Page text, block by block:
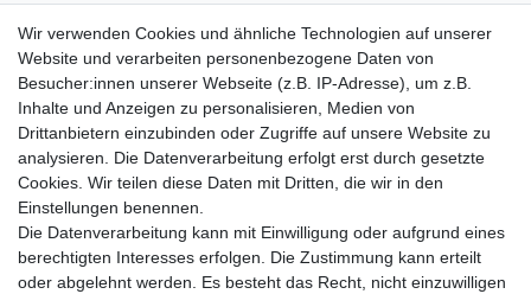
Shop Service
Sie haben Probleme mit einem unserer Produkte? Kontaktieren
Sie uns einfach telefonisch oder per Mail. Wir helfen schnell und
unkompliziert.
Information
Wir versenden innerhalb von Deutschland als DHL Paket mit
Alterssichtprüfung 18+. Ein Auslandsversand istnichtmöglich.
Wir verwenden Cookies und ähnliche Technologien auf unserer
Website und verarbeiten personenbezogene Daten von
Besucher:innen unserer Webseite (z.B. IP-Adresse), um z.B.
Inhalte und Anzeigen zu personalisieren, Medien von
Drittanbietern einzubinden oder Zugriffe auf unsere Website zu
analysieren. Die Datenverarbeitung erfolgt erst durch gesetzte
Cookies. Wir teilen diese Daten mit Dritten, die wir in den
Einstellungen benennen.
Die Datenverarbeitung kann mit Einwilligung oder aufgrund eines
berechtigten Interesses erfolgen. Die Zustimmung kann erteilt
oder abgelehnt werden. Es besteht das Recht, nicht einzuwilligen